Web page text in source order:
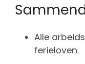
Alle
ferieloven.